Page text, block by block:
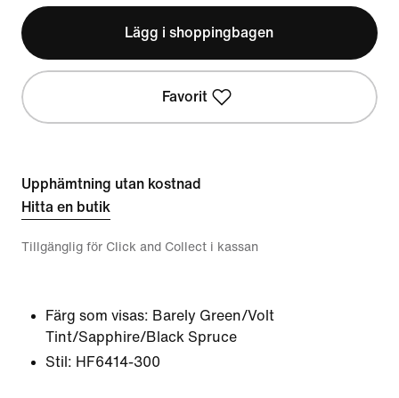
Lägg i shoppingbagen
Favorit
Upphämtning utan kostnad
Hitta en butik
Tillgänglig för Click and Collect i kassan
Färg som visas: Barely Green/Volt
Tint/Sapphire/Black Spruce
Stil: HF6414-300